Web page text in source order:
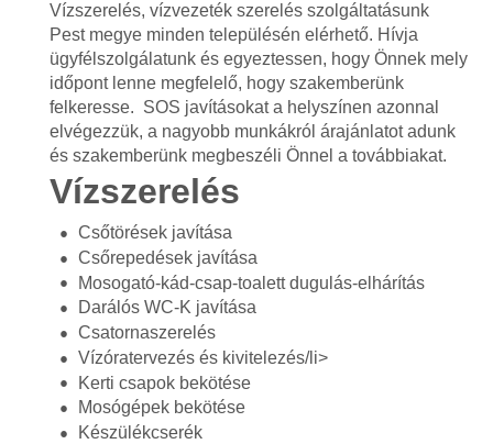
Vízszerelés, vízvezeték szerelés szolgáltatásunk
Pest megye minden településén elérhető. Hívja
ügyfélszolgálatunk és egyeztessen, hogy Önnek mely
időpont lenne megfelelő, hogy szakemberünk
felkeresse. SOS javításokat a helyszínen azonnal
elvégezzük, a nagyobb munkákról árajánlatot adunk
és szakemberünk megbeszéli Önnel a továbbiakat.
Vízszerelés
Csőtörések javítása
Csőrepedések javítása
Mosogató-kád-csap-toalett dugulás-elhárítás
Darálós WC-K javítása
Csatornaszerelés
Vízóratervezés és kivitelezés/li>
Kerti csapok bekötése
Mosógépek bekötése
Készülékcserék